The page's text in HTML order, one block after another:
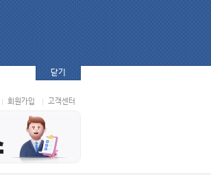
닫기
회원가입 고객센터